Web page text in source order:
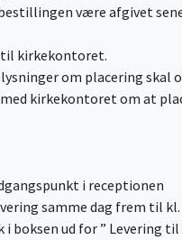
være afgivet
kirkekontoret.
om placering skal
kirkekontoret om at
i receptionen
samme dag frem til kl.
i boksen ud for ”